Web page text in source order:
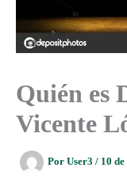
Quién es
Vicente
Por User3 / 10